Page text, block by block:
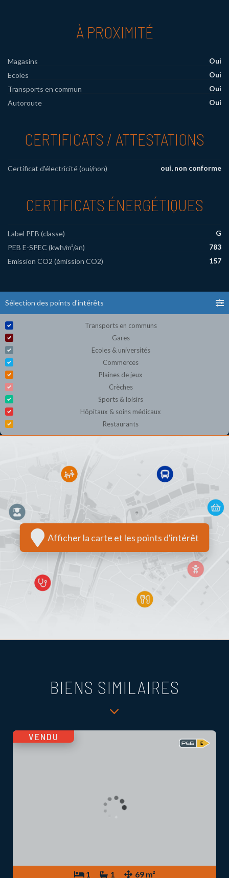
À PROXIMITÉ
Magasins
Oui
Ecoles
Oui
Transports en commun
Oui
Autoroute
Oui
CERTIFICATS / ATTESTATIONS
Certificat d'électricité (oui/non) oui, non conforme
CERTIFICATS ÉNERGÉTIQUES
Label PEB (classe)
G
PEB E-SPEC (kwh/m²/an)
783
Emission CO2 (émission CO2)
157
Sélection des points d'intérêts
Transports en communs
Gares
Ecoles & universités
Commerces
Plaines de jeux
Crèches
Sports & loisirs
Hôpitaux & soins médicaux
Restaurants
Afficher la carte et les points d'intérêt
BIENS SIMILAIRES
1 1 69 m²
VENDU